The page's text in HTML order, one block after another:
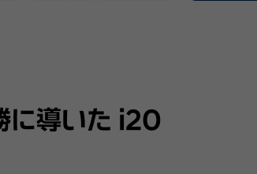
導いた i20